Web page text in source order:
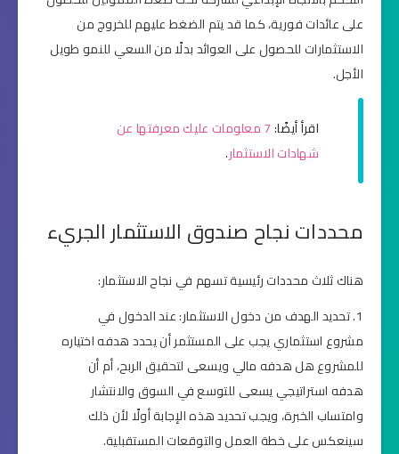
على عائدات فورية، كما قد يتم الضغط عليهم للخروج من
الاستثمارات للحصول على العوائد بدلًا من السعي للنمو طويل
الأجل.
اقرأ أيضًا:
7 معلومات عليك معرفتها عن
شهادات الاستثمار.
محددات نجاح صندوق الاستثمار الجريء
هناك ثلاث محددات رئيسية تسهم في نجاح الاستثمار:
تحديد الهدف من دخول الاستثمار: عند الدخول في
مشروع استثماري يجب على المستثمر أن يحدد هدفه اختياره
للمشروع هل هدفه مالي ويسعى لتحقيق الربح، أم أن
هدفه استراتيجي يسعى للتوسع في السوق والانتشار
وامتساب الخبرة، ويجب تحديد هذه الإجابة أولًا لأن ذلك
سينعكس على خطة العمل والتوقعات المستقبلية.